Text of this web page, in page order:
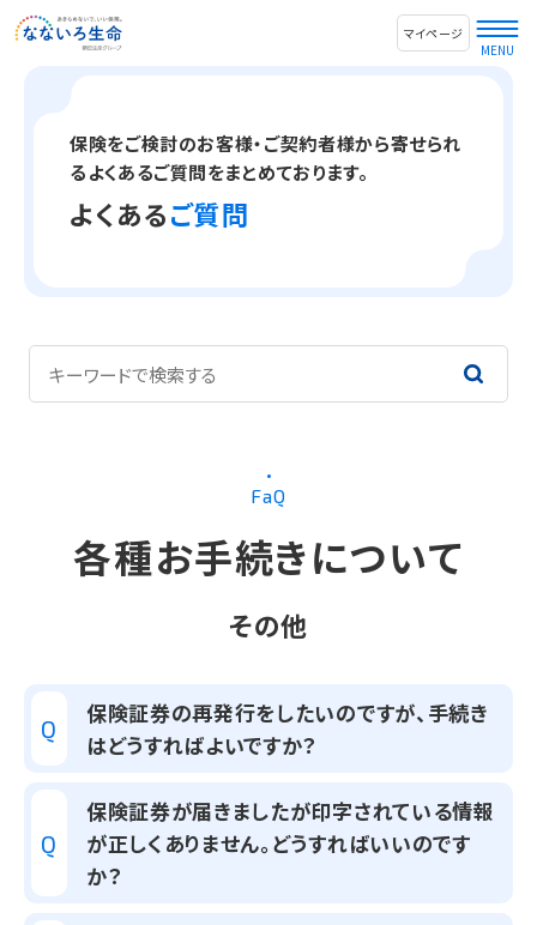
マイページ
保険をご検討のお客様・ご契約者様から寄せられ
るよくあるご質問をまとめております。
よくあるご質問
FaQ
各種お手続きについて
その他
Q
保険証券の再発行をしたいのですが、手続き
はどうすればよいですか？
Q
保険証券が届きましたが印字されている情報
が正しくありません。どうすればいいのです
か？